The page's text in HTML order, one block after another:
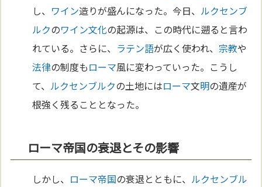
し、 ワイン造りが盛んになった。今日、 ルクセンブ
ルクのワイン文化の起源は、この時代に遡ると言わ
れている。さらに、 ラテン語が広く使われ、 宗教や
法律の制度もローマ風に変わっていった。こうし
て、 ルクセンブルクの土地にはローマ文明の遺産が
根強く残ることとなった。
ローマ帝国の衰退とその影響
しかし、 ローマ帝国の衰退とともに、 ルクセンブル